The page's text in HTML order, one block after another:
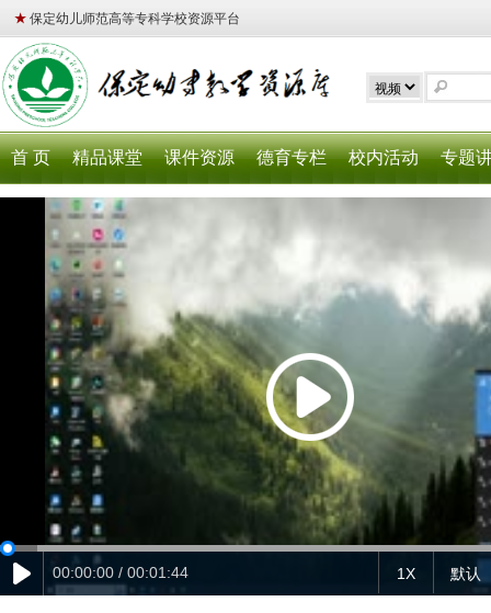
★ 保定幼儿师范高等专科学校资源平台
首 页 精品课堂 课件资源 德育专栏 校内活动 专题
1X 默认
00:00:00 / 00:01:44